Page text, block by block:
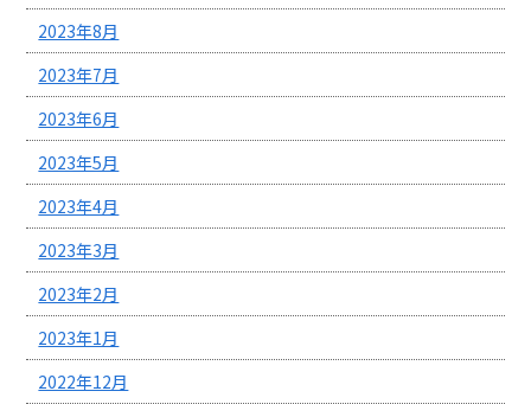
2023年8月
2023年7月
2023年6月
2023年5月
2023年4月
2023年3月
2023年2月
2023年1月
2022年12月